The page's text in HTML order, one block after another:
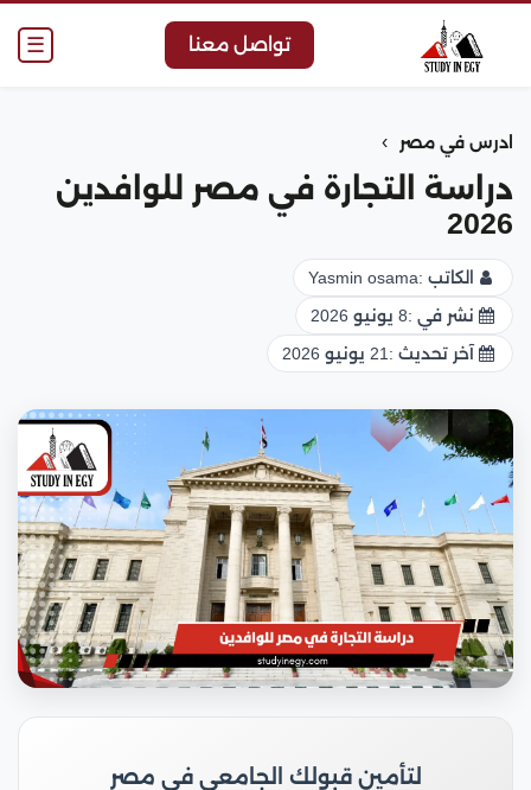
☰ تواصل معنا
ادرس في مصر ›
دراسة التجارة في مصر للوافدين
2026
الكاتب :Yasmin osama
نشر في :8 يونيو 2026
آخر تحديث : 21 يونيو 2026
لتأمين قبولك الجامعي في مصر